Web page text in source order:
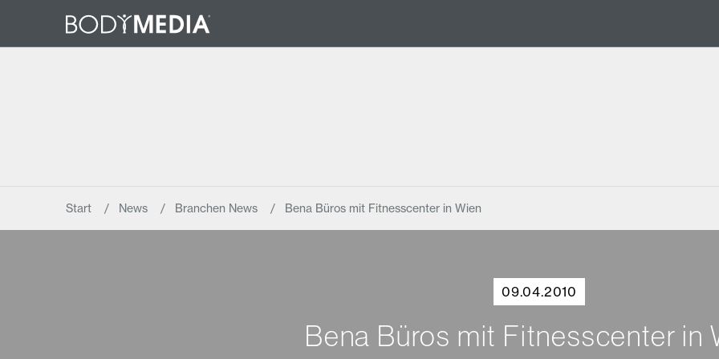
Start News Branchen News Bena Büros mit Fitnesscenter in Wien
09.04.2010
Bena Büros mit Fitnesscenter in